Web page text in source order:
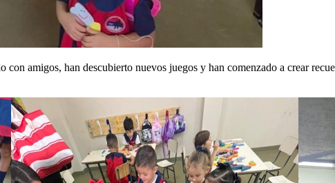
amigos, han descubierto nuevos juegos y han comenzado a crear